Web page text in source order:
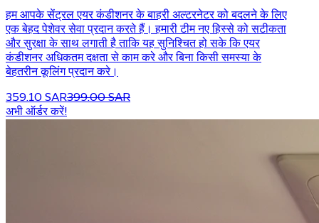
हम आपके सेंट्रल एयर कंडीशनर के बाहरी अल्टरनेटर को बदलने के लिए
एक बेहद पेशेवर सेवा प्रदान करते हैं। हमारी टीम नए हिस्से को सटीकता
और सुरक्षा के साथ लगाती है ताकि यह सुनिश्चित हो सके कि एयर
कंडीशनर अधिकतम दक्षता से काम करे और बिना किसी समस्या के
बेहतरीन कूलिंग प्रदान करे।
359.10 SAR399.00 SAR
अभी ऑर्डर करें!